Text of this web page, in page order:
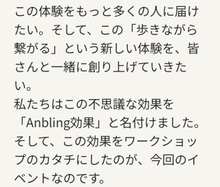
この体験をもっと多くの人に届け
たい。そして、この「歩きながら
繋がる」という新しい体験を、皆
さんと一緒に創り上げていきた
い。
私たちはこの不思議な効果を
「Anbling効果」と名付けました。
そして、この効果をワークショッ
プのカタチにしたのが、今回のイ
ベントなのです。